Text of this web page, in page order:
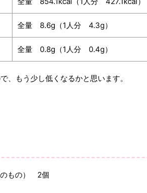
全量 8.6g（1人分 4.3g）
全量 0.8g（1人分 0.4g）
、もう少し低くなるかと思います。
のもの） 2個